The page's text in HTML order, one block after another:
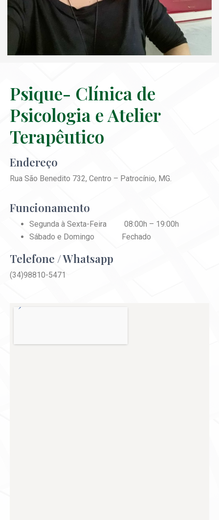
Psique- Clínica de
Psicologia e Atelier
Terapêutico
Endereço
Rua São Benedito 732, Centro – Patrocínio, MG.
Funcionamento
Segunda à Sexta-Feira 08:00h – 19:00h
Sábado e Domingo Fechado
Telefone / Whatsapp
(34)98810-5471